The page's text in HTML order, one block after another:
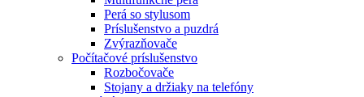
Perá so stylusom
Príslušenstvo a puzdrá
Zvýrazňovače
Počítačové príslušenstvo
Rozbočovače
Stojany a držiaky na telefóny